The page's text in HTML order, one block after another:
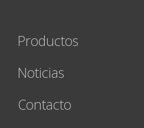
Productos
Noticias
Contacto